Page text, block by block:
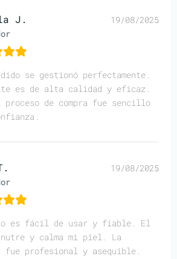
J. 19/08/2025
se gestionó perfectamente.
es de alta calidad y eficaz.
proceso de compra fue sencillo
19/08/2025
es fácil de usar y fiable. El
y calma mi piel. La
fue profesional y asequible.